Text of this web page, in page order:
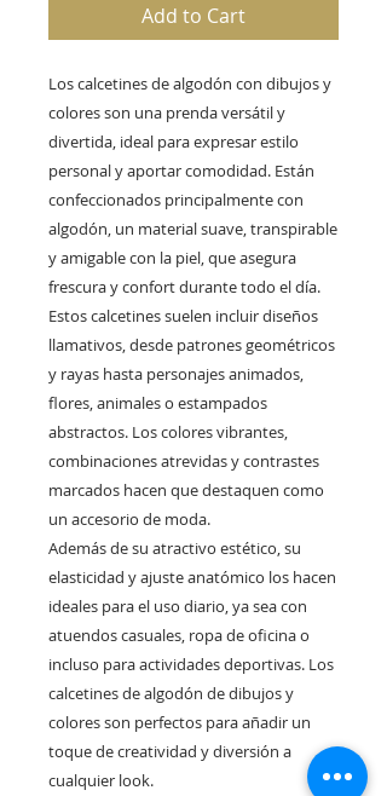
Add to Cart
Los calcetines de algodón con dibujos y
colores son una prenda versátil y
divertida, ideal para expresar estilo
personal y aportar comodidad. Están
confeccionados principalmente con
algodón, un material suave, transpirable
y amigable con la piel, que asegura
frescura y confort durante todo el día.
Estos calcetines suelen incluir diseños
llamativos, desde patrones geométricos
y rayas hasta personajes animados,
flores, animales o estampados
abstractos. Los colores vibrantes,
combinaciones atrevidas y contrastes
marcados hacen que destaquen como
un accesorio de moda.
Además de su atractivo estético, su
elasticidad y ajuste anatómico los hacen
ideales para el uso diario, ya sea con
atuendos casuales, ropa de oficina o
incluso para actividades deportivas. Los
calcetines de algodón de dibujos y
colores son perfectos para añadir un
toque de creatividad y diversión a
cualquier look.